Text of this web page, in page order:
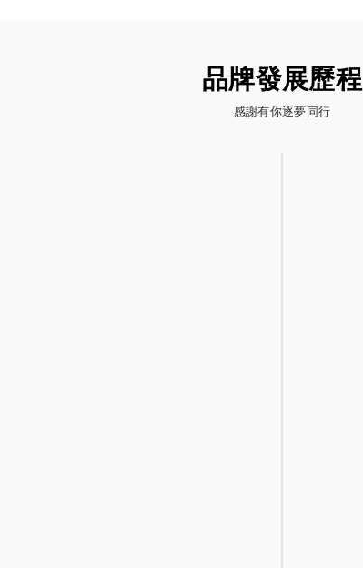
品牌發展歷程
感謝有你逐夢同行